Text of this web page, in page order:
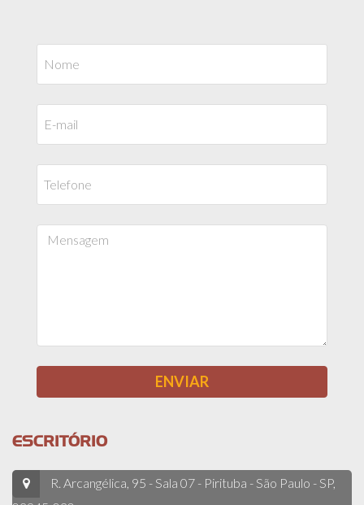
ESCRITÓRIO
R. Arcangélica, 95 - Sala 07 - Pirituba - São Paulo - SP,